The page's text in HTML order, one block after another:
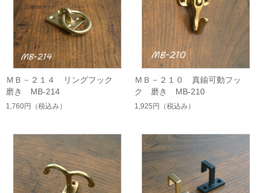
ＭＢ－２１４ リングフック
磨き MB-214
1,760円 （税込み）
ＭＢ－２１０ 真鍮可動フッ
ク 磨き MB-210
1,925円 （税込み）